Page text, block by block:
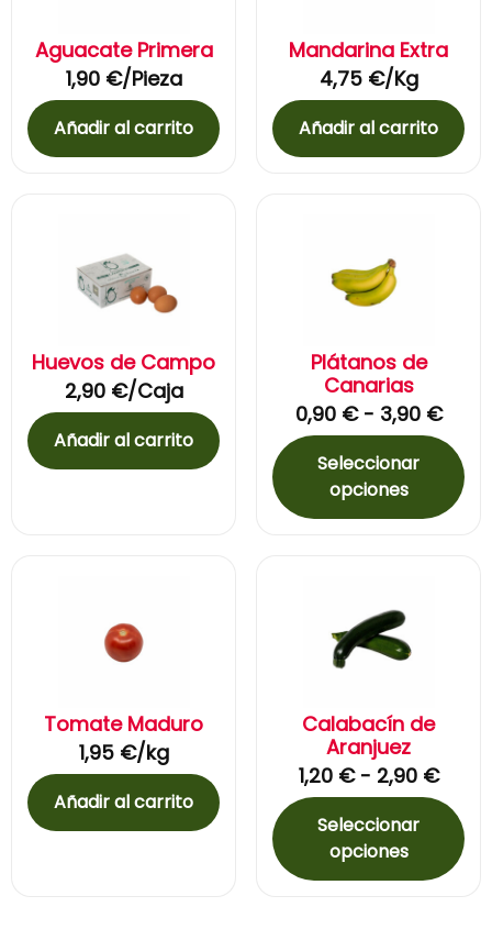
Aguacate Primera
1,90 €/Pieza
Añadir al carrito
Mandarina Extra
4,75 €/Kg
Añadir al carrito
Huevos de Campo
2,90 €/Caja
Añadir al carrito
Plátanos de
Canarias
0,90 € - 3,90 €
Seleccionar
opciones
Tomate Maduro
1,95 €/kg
Añadir al carrito
Calabacín de
Aranjuez
1,20 € - 2,90 €
Seleccionar
opciones